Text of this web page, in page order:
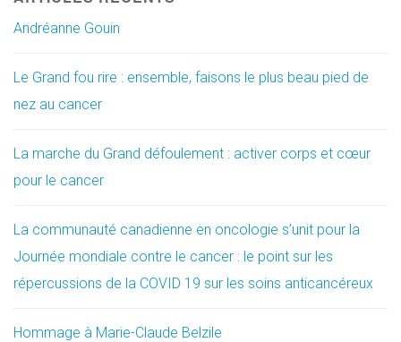
Andréanne Gouin
Le Grand fou rire : ensemble, faisons le plus beau pied de
nez au cancer
La marche du Grand défoulement : activer corps et cœur
pour le cancer
La communauté canadienne en oncologie s’unit pour la
Journée mondiale contre le cancer : le point sur les
répercussions de la COVID 19 sur les soins anticancéreux
Hommage à Marie-Claude Belzile